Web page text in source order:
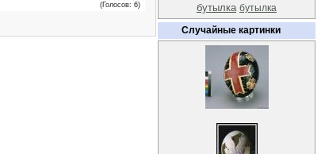
(Голосов: 6)
бутылка бутылка
Случайные картинки